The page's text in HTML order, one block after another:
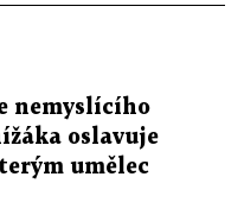
nemyslícího
oslavuje
umělec